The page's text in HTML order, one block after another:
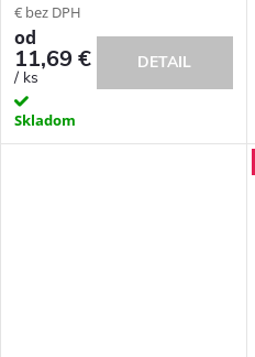
€ bez DPH
od
11,69 €
/ ks
Skladom
DETAIL